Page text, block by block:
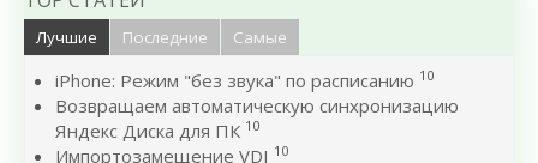
Лучшие Последние Самые
iPhone: Режим "без звука" по расписанию 10
Возвращаем автоматическую синхронизацию
Яндекс Диска для ПК 10
Импортозамещение VDI 10